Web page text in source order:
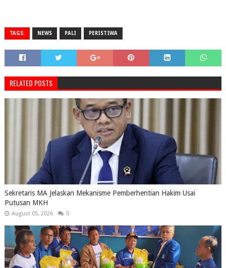
TAGS: NEWS PALI PERISTIWA
RELATED POSTS
Sekretaris MA Jelaskan Mekanisme Pemberhentian Hakim Usai
Putusan MKH
August 05, 2026 0